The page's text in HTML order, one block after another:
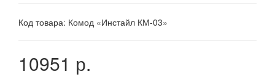
Код товара: Комод «Инстайл КМ-03»
10951 р.